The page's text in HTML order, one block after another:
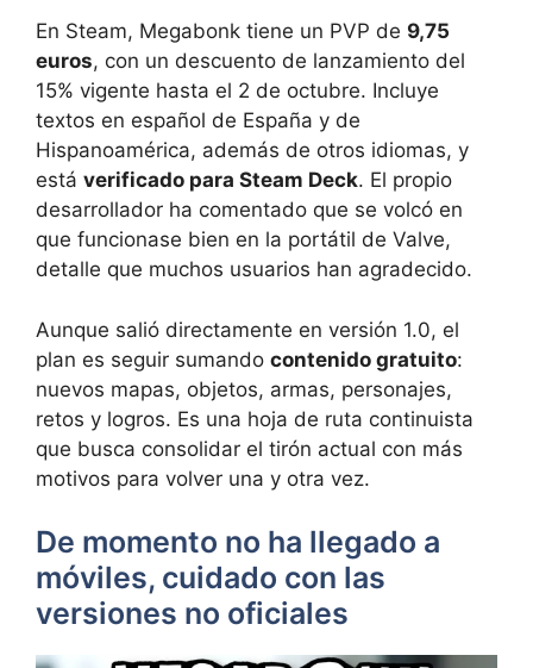
En Steam, Megabonk tiene un PVP de 9,75
euros, con un descuento de lanzamiento del
15% vigente hasta el 2 de octubre. Incluye
textos en español de España y de
Hispanoamérica, además de otros idiomas, y
está verificado para Steam Deck. El propio
desarrollador ha comentado que se volcó en
que funcionase bien en la portátil de Valve,
detalle que muchos usuarios han agradecido.
Aunque salió directamente en versión 1.0, el
plan es seguir sumando contenido gratuito:
nuevos mapas, objetos, armas, personajes,
retos y logros. Es una hoja de ruta continuista
que busca consolidar el tirón actual con más
motivos para volver una y otra vez.
De momento no ha llegado a
móviles, cuidado con las
versiones no oficiales